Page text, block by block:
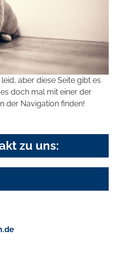
aber diese Seite gibt es
doch mal mit einer der
der Navigation finden!
zu uns: